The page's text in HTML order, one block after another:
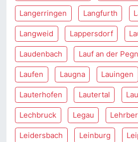
Langerringen Langfurth
Langweid Lappersdorf
Laudenbach Lauf an der
Laufen Laugna Lauingen
Lauterhofen Lautertal
Lechbruck Legau
Leidersbach Leinburg